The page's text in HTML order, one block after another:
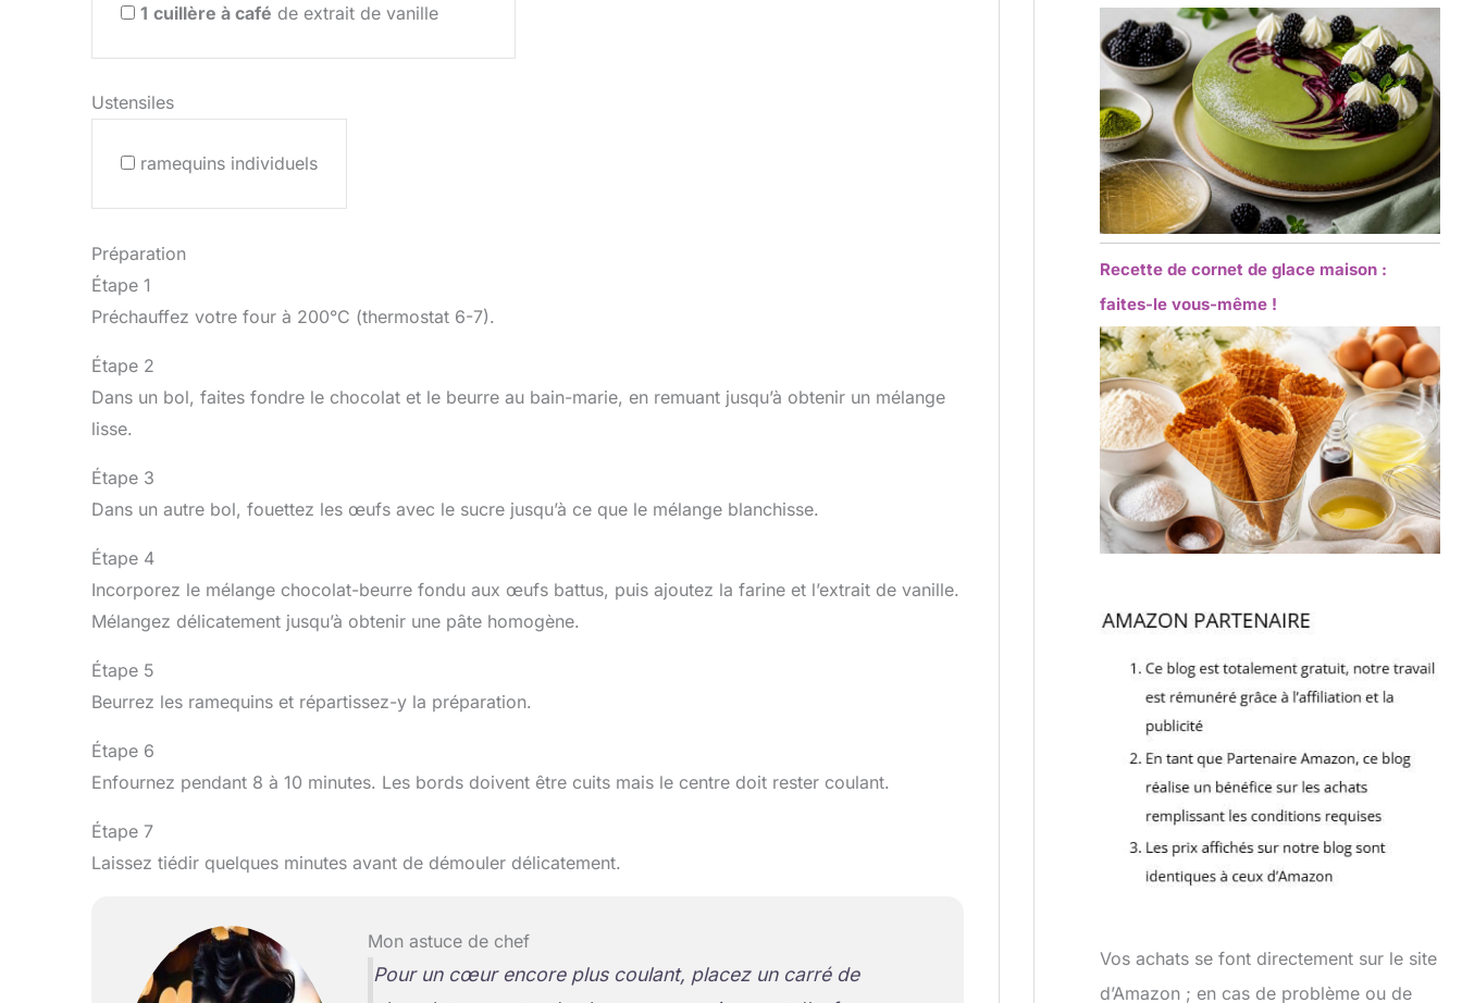
1 cuillère à café de extrait de vanille
Ustensiles
ramequins individuels
Préparation
Étape 1
Préchauffez votre four à 200°C (thermostat 6-7).
Étape 2
Dans un bol, faites fondre le chocolat et le beurre au bain-marie, en remuant jusqu’à obtenir un mélange
lisse.
Étape 3
Dans un autre bol, fouettez les œufs avec le sucre jusqu’à ce que le mélange blanchisse.
Étape 4
Incorporez le mélange chocolat-beurre fondu aux œufs battus, puis ajoutez la farine et l’extrait de vanille.
Mélangez délicatement jusqu’à obtenir une pâte homogène.
Étape 5
Beurrez les ramequins et répartissez-y la préparation.
Étape 6
Enfournez pendant 8 à 10 minutes. Les bords doivent être cuits mais le centre doit rester coulant.
Étape 7
Laissez tiédir quelques minutes avant de démouler délicatement.
Mon astuce de chef
Pour un cœur encore plus coulant, placez un carré de
Recette de cornet de glace maison :
faites-le vous-même !
Vos achats se font directement sur le site
d’Amazon ; en cas de problème ou de